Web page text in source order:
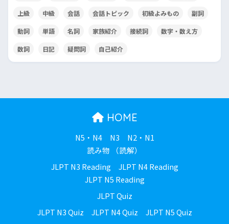
上級 中級 会話 会話トピック 初級よみもの 副詞
動詞 単語 名詞 家族紹介 接続詞 数字・数え方
数詞 日記 疑問詞 自己紹介
HOME
N5・N4 N3
N2・N1
読み物 （読解）
JLPT N3 Reading
JLPT N4 Reading
JLPT N5 Reading
JLPT Quiz
JLPT N3 Quiz
JLPT N4 Quiz
JLPT N5 Quiz